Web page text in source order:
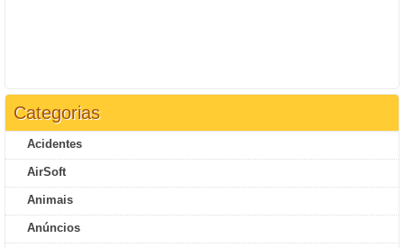
Categorias
Acidentes
AirSoft
Animais
Anúncios